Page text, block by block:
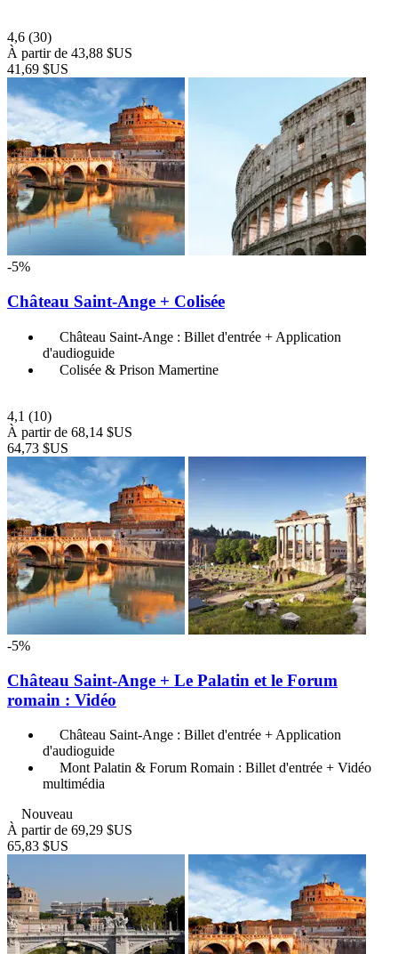
4,6 (30)
À partir de 43,88 $US
41,69 $US
-5%
Château Saint-Ange + Colisée
Château Saint-Ange : Billet d'entrée + Application
d'audioguide
Colisée & Prison Mamertine
4,1 (10)
À partir de 68,14 $US
64,73 $US
-5%
Château Saint-Ange + Le Palatin et le Forum
romain : Vidéo
Château Saint-Ange : Billet d'entrée + Application
d'audioguide
Mont Palatin & Forum Romain : Billet d'entrée + Vidéo
multimédia
Nouveau
À partir de 69,29 $US
65,83 $US